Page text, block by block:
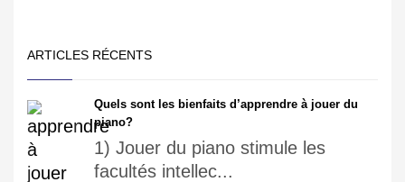
ARTICLES RÉCENTS
Quels sont les bienfaits d’apprendre à jouer du
piano?
1) Jouer du piano stimule les
facultés intellec...